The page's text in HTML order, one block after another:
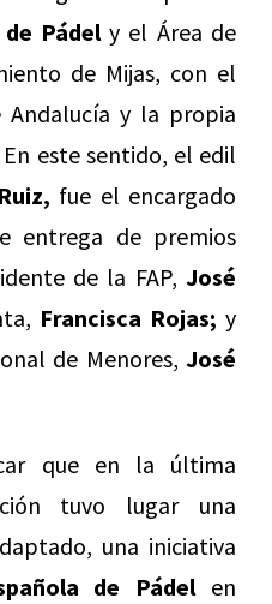
Pádely el Área de
de Mijas, con el
y la propia
este sentido, el edil
fue el encargado
entrega de premios
de la FAP, José
Francisca Rojas; y
de Menores, José
que en la última
tuvo lugar una
una iniciativa
de Pádelen